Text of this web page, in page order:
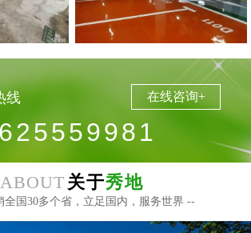
线 在线咨询+
ABOUT 关于秀地
全国30多个省，立足国内，服务世界 --